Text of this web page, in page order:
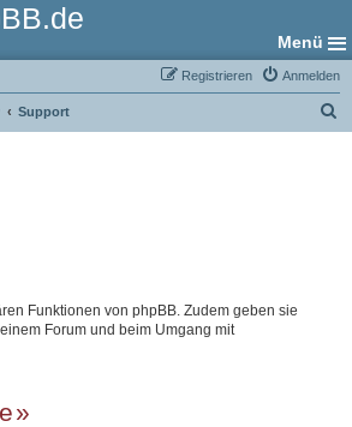
Menü
Anmelden
Registrieren
Support
Funktionen von phpBB. Zudem geben sie
Forum und beim Umgang mit